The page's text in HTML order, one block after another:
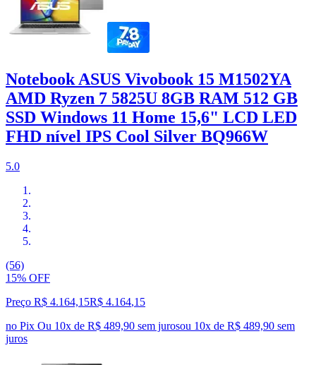
Notebook ASUS Vivobook 15 M1502YA
AMD Ryzen 7 5825U 8GB RAM 512 GB
SSD Windows 11 Home 15,6" LCD LED
FHD nível IPS Cool Silver BQ966W
5.0
(56)
15% OFF
Preço R$ 4.164,15R$ 4.164,15
no Pix Ou 10x de R$ 489,90 sem jurosou 10x de R$ 489,90 sem
juros